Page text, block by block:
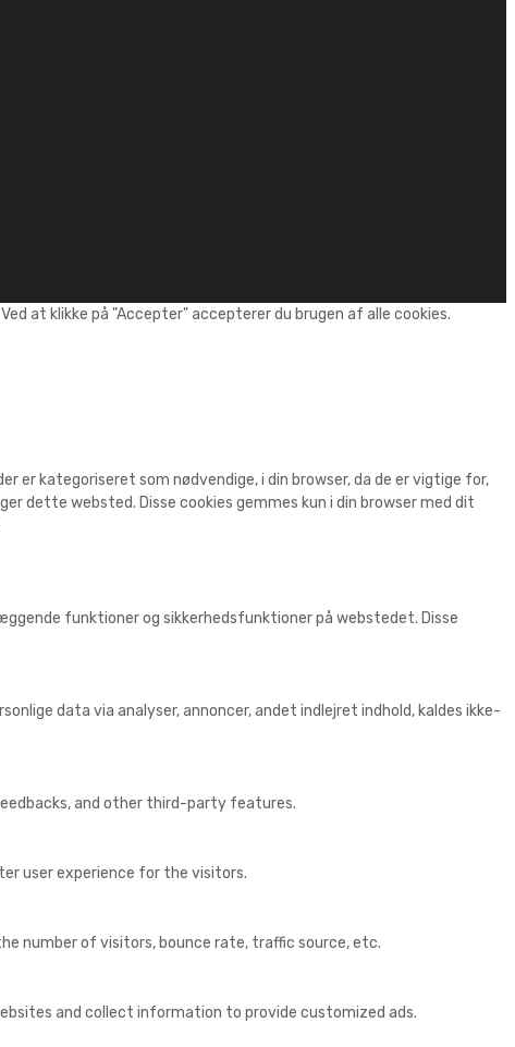
at klikke på "Accepter" accepterer du brugen af alle cookies.
er kategoriseret som nødvendige, i din browser, da de er vigtige for,
dette websted. Disse cookies gemmes kun i din browser med dit
funktioner og sikkerhedsfunktioner på webstedet. Disse
data via analyser, annoncer, andet indlejret indhold, kaldes ikke-
and other third-party features.
user experience for the visitors.
number of visitors, bounce rate, traffic source, etc.
and collect information to provide customized ads.